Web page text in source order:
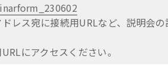
ス宛に接続用URLなど、説明会の
にアクセスください。